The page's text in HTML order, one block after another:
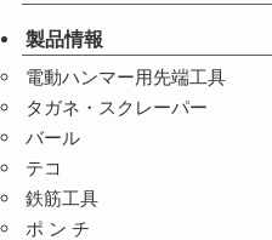
製品情報
電動ハンマー用先端工具
タガネ・スクレーパー
バール
テコ
鉄筋工具
ポ ン チ